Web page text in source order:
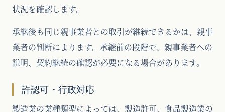
状況を確認します。
承継後も同じ親事業者との取引が継続できるかは、親事
業者の判断によります。承継前の段階で、親事業者への
説明、契約継続の確認が必要になる場合があります。
許認可・行政対応
製造業の業種類型によっては、製造許可、食品製造業の